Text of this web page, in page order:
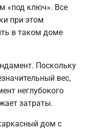
«под ключ». Все
при этом
в таком доме
Поскольку
вес,
неглубокого
затраты.
дом с